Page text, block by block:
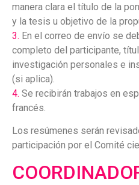
manera clara el título de la
y la tesis u objetivo de la
3. En el correo de envío se
completo del participante,
investigación personales e
(si aplica).
4. Se recibirán trabajos en
francés.
Los resúmenes serán
participación por el Comité